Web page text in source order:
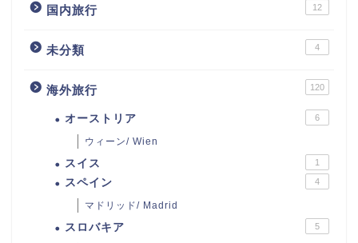
国内旅行 12
未分類 4
海外旅行 120
オーストリア 6
ウィーン/ Wien
スイス 1
スペイン 4
マドリッド/ Madrid
スロバキア 5